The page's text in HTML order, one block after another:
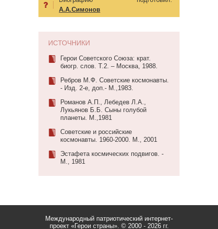
А.А.Симонов
ИСТОЧНИКИ
Герои Советского Союза: крат.
биогр. слов. Т.2. – Москва, 1988.
Ребров М.Ф. Советские космонавты.
- Изд. 2-е, доп.- М.,1983.
Романов А.П., Лебедев Л.А.,
Лукьянов Б.Б. Сыны голубой
планеты. М.,1981
Советские и российские
космонавты. 1960-2000. М., 2001
Эстафета космических подвигов. -
М., 1981
Международный патриотический интернет-
проект «Герои страны». © 2000 - 2026 гг.